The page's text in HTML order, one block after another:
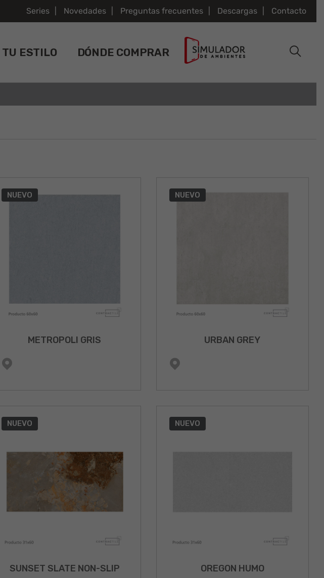
Series Novedades Preguntas frecuentes Descargas Contacto
TU ESTILO DÓNDE COMPRAR
NUEVO
METROPOLI GRIS
NUEVO
URBAN GREY
NUEVO
SUNSET SLATE NON-SLIP
NUEVO
OREGON HUMO